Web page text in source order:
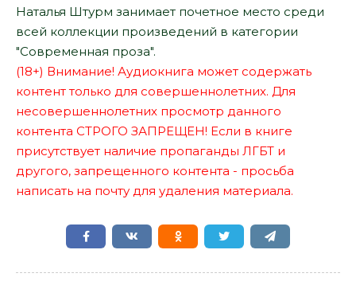
Наталья Штурм занимает почетное место среди
всей коллекции произведений в категории
"Современная проза".
(18+) Внимание! Аудиокнига может содержать
контент только для совершеннолетних. Для
несовершеннолетних просмотр данного
контента СТРОГО ЗАПРЕЩЕН! Если в книге
присутствует наличие пропаганды ЛГБТ и
другого, запрещенного контента - просьба
написать на почту для удаления материала.